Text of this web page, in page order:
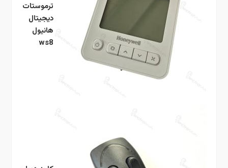
ترموستات
دیجیتال
هانیول
ws8